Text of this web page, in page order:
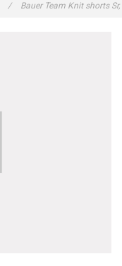
/ Bauer Team Knit shorts Sr,